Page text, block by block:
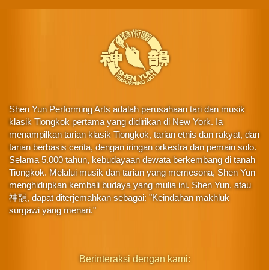
Shen Yun Performing Arts adalah perusahaan tari dan musik
klasik Tiongkok pertama yang didirikan di New York. Ia
menampilkan tarian klasik Tiongkok, tarian etnis dan rakyat, dan
tarian berbasis cerita, dengan iringan orkestra dan pemain solo.
Selama 5.000 tahun, kebudayaan dewata berkembang di tanah
Tiongkok. Melalui musik dan tarian yang memesona, Shen Yun
menghidupkan kembali budaya yang mulia ini. Shen Yun, atau
神韻, dapat diterjemahkan sebagai: "Keindahan makhluk
surgawi yang menari."
Berinteraksi dengan kami: